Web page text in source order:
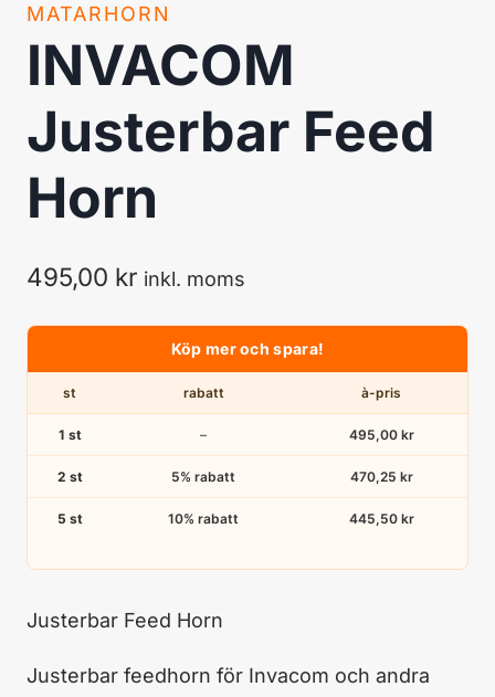
MATARHORN
INVACOM
Justerbar Feed
Horn
495,00 kr inkl. moms
Köp mer och spara!
st rabatt à-pris
1 st – 495,00 kr
2 st 5% rabatt 470,25 kr
5 st 10% rabatt 445,50 kr
Justerbar Feed Horn
Justerbar feedhorn för Invacom och andra